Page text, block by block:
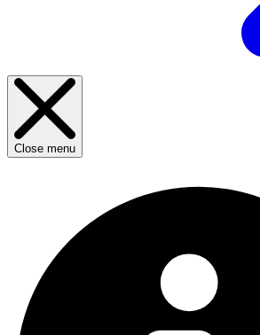
Close menu